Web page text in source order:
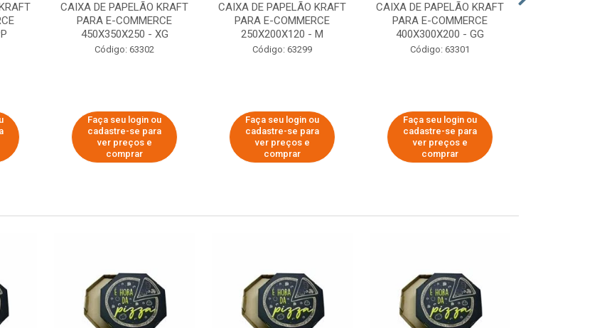
CAIXA DE PAPELÃO KRAFT
PARA E-COMMERCE
450X350X250 - XG
Código: 63302
Faça seu login ou
cadastre-se para
ver preços e
comprar
CAIXA DE PAPELÃO KRAFT
PARA E-COMMERCE
250X200X120 - M
Código: 63299
Faça seu login ou
cadastre-se para
ver preços e
comprar
CAIXA DE PAPELÃO KRAFT
PARA E-COMMERCE
400X300X200 - GG
Código: 63301
Faça seu login ou
cadastre-se para
ver preços e
comprar